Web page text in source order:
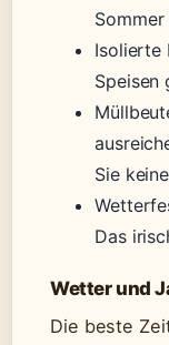
Isolierte
Speisen
Sie
Das
Wetter und
Die beste